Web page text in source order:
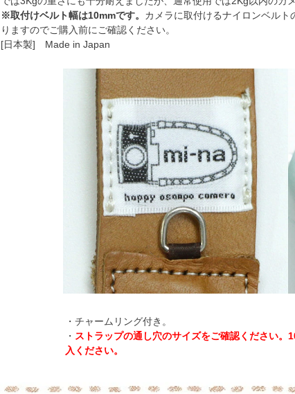
※取付けベルト幅は10mmです。 カメラに取付けるナイロンベル
りますのでご購入前にご確認ください。
[日本製] Made in Japan
・チャームリング付き。
・ ストラップの通し穴のサイズをご確認ください
入ください。